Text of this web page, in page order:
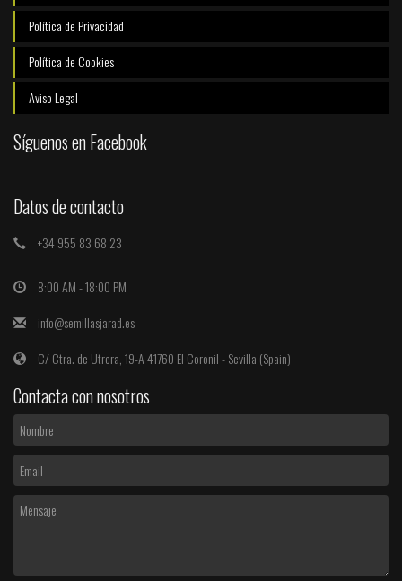
Política de Privacidad
Política de Cookies
Aviso Legal
Síguenos en Facebook
Datos de contacto
+34 955 83 68 23
8:00 AM - 18:00 PM
info@semillasjarad.es
C/ Ctra. de Utrera, 19-A 41760 El Coronil - Sevilla (Spain)
Contacta con nosotros